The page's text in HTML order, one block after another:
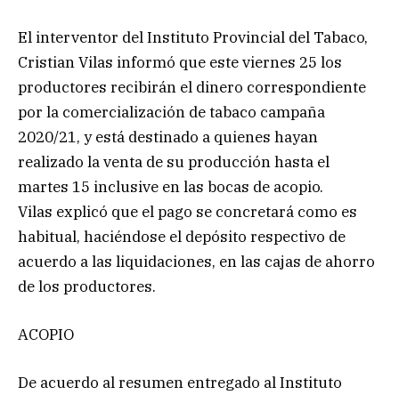
El interventor del Instituto Provincial del Tabaco,
Cristian Vilas informó que este viernes 25 los
productores recibirán el dinero correspondiente
por la comercialización de tabaco campaña
2020/21, y está destinado a quienes hayan
realizado la venta de su producción hasta el
martes 15 inclusive en las bocas de acopio.
Vilas explicó que el pago se concretará como es
habitual, haciéndose el depósito respectivo de
acuerdo a las liquidaciones, en las cajas de ahorro
de los productores.
ACOPIO
De acuerdo al resumen entregado al Instituto